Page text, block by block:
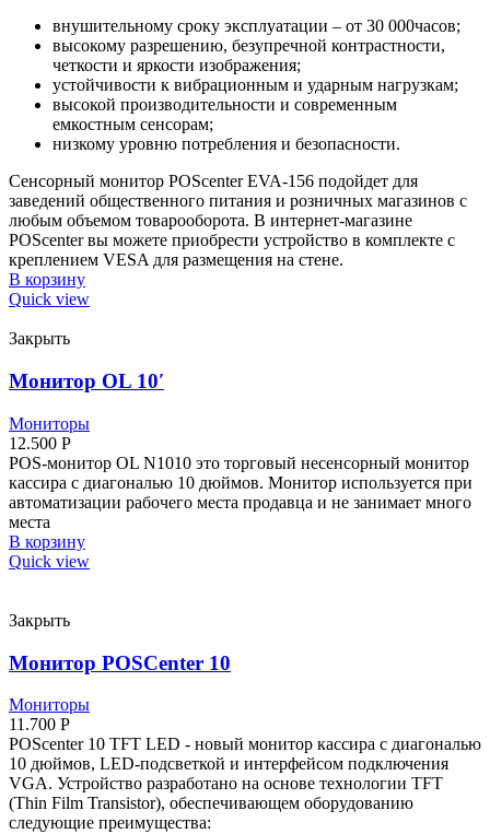
внушительному сроку эксплуатации – от 30 000часов;
высокому разрешению, безупречной контрастности,
четкости и яркости изображения;
устойчивости к вибрационным и ударным нагрузкам;
высокой производительности и современным
емкостным сенсорам;
низкому уровню потребления и безопасности.
Сенсорный монитор POScenter EVA-156 подойдет для
заведений общественного питания и розничных магазинов с
любым объемом товарооборота. В интернет-магазине
POScenter вы можете приобрести устройство в комплекте с
креплением VESA для размещения на стене.
В корзину
Quick view
Закрыть
Монитор OL 10′
Мониторы
12.500 Р
POS-монитор OL N1010 это торговый несенсорный монитор
кассира с диагональю 10 дюймов. Монитор используется при
автоматизации рабочего места продавца и не занимает много
места
В корзину
Quick view
Закрыть
Монитор POSCenter 10
Мониторы
11.700 Р
POScenter 10 TFT LED - новый монитор кассира с диагональю
10 дюймов, LED-подсветкой и интерфейсом подключения
VGA. Устройство разработано на основе технологии TFT
(Thin Film Transistor), обеспечивающем оборудованию
следующие преимущества: